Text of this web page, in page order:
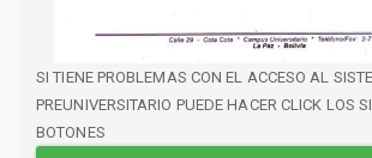
SI TIENE PROBLEMAS CON EL ACCESO AL
PREUNIVERSITARIO PUEDE HACER CLICK LOS
BOTONES